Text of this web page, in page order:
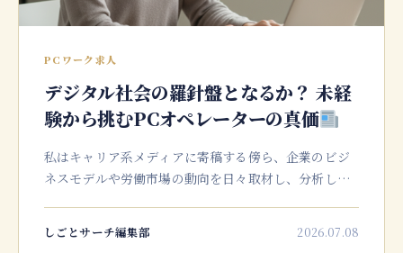
PCワーク求人
デジタル社会の羅針盤となるか？ 未経
験から挑むPCオペレーターの真価
私はキャリア系メディアに寄稿する傍ら、企業のビジ
ネスモデルや労働市場の動向を日々取材し、分析して
注目度が一段と高まっている
しごとサーチ編集部 2026.07.08